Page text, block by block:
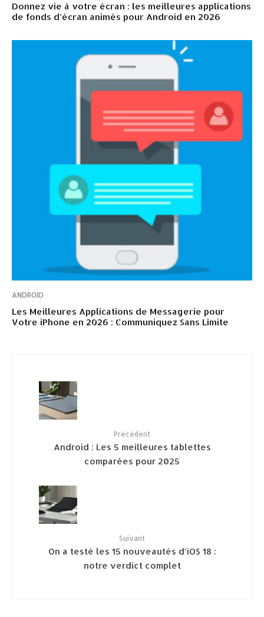
Donnez vie à votre écran : les meilleures applications
de fonds d’écran animés pour Android en 2026
ANDROID
Les Meilleures Applications de Messagerie pour
Votre iPhone en 2026 : Communiquez Sans Limite
Précédent
Android : Les 5 meilleures tablettes
comparées pour 2025
Suivant
On a testé les 15 nouveautés d’iOS 18 :
notre verdict complet